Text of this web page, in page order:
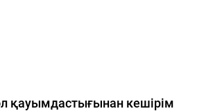
қауымдастығынан кешірім